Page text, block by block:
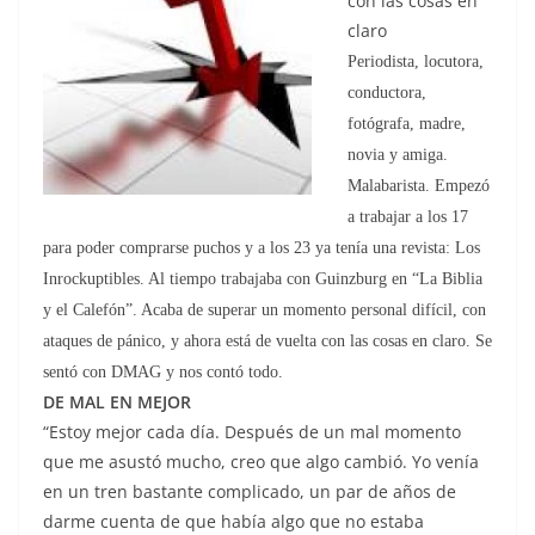
claro
Periodista, locutora,
conductora,
fotógrafa, madre,
novia y amiga.
Malabarista. Empezó
a trabajar a los 17
para poder comprarse puchos y a los 23 ya tenía una revista: Los
Inrockuptibles. Al tiempo trabajaba con Guinzburg en “La Biblia
y el Calefón”. Acaba de superar un momento personal difícil, con
ataques de pánico, y ahora está de vuelta con las cosas en claro. Se
sentó con DMAG y nos contó todo.
DE MAL EN MEJOR
“Estoy mejor cada día. Después de un mal momento
que me asustó mucho, creo que algo cambió. Yo venía
en un tren bastante complicado, un par de años de
darme cuenta de que había algo que no estaba